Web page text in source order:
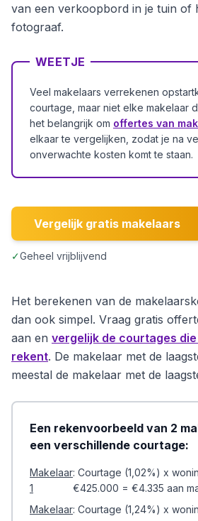
van een verkoopbord in je tuin of
fotograaf.
WEETJE
Veel makelaars verrekenen
courtage, maar niet elke makelaar
het belangrijk om offertes van
elkaar te vergelijken, zodat je na
onverwachte kosten komt te staan.
Vergelijk gratis makelaars
✓Geheel vrijblijvend
Het berekenen van de
dan ook simpel. Vraag gratis
aan en vergelijk de courtages
rekent. De makelaar met de
meestal de makelaar met de
Een rekenvoorbeeld van 2
een verschillende courtage:
Makelaar
1
: Courtage (1,02%) x
€425.000 = €4.335 aan
Makelaar: Courtage (1,24%) x